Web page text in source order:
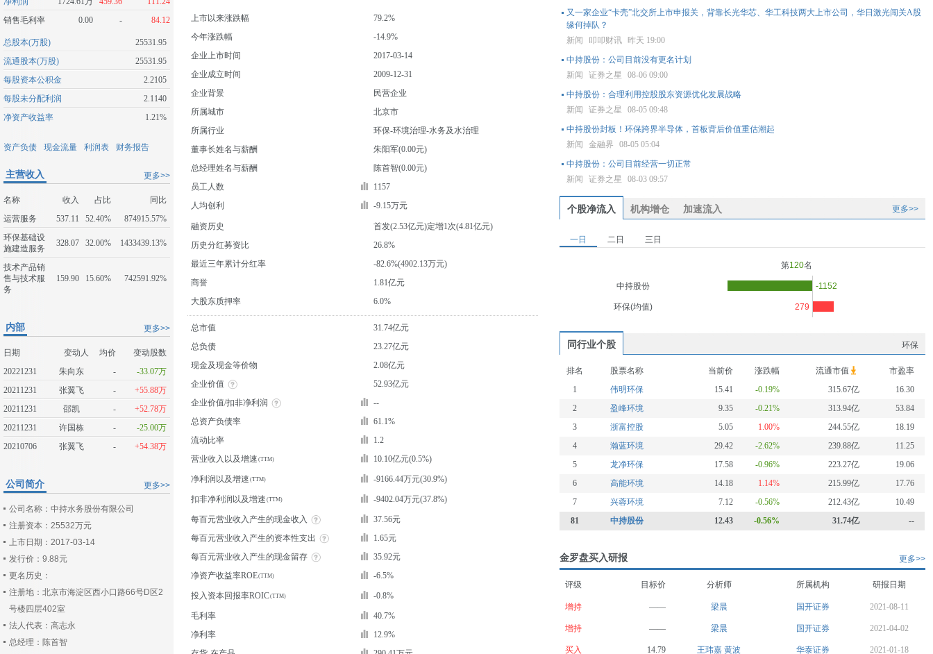
销售毛利率
0.00 - 84.12
总股本(万股)
25531.95
流通股本(万股)
25531.95
每股资本公积金
2.2105
每股未分配利润
2.1140
净资产收益率
1.21%
资产负债 现金流量 利润表 财务报告
更多>>
主营收入
名称 收入 占比
同比
运营服务
537.11 52.40%
874915.57%
环保基础设
施建造服务
328.07 32.00% 1433439.13%
技术产品销
售与技术服
务
159.90 15.60% 742591.92%
更多>>
内部
日期 变动人 均价
变动股数
20221231
朱向东 -
-33.07万
20211231
张翼飞 -
+55.88万
20211231
邵凯 -
+52.78万
20211231
许国栋 -
-25.00万
20210706
张翼飞 - +54.38万
更多>>
公司简介
公司名称：中持水务股份有限公司
注册资本：25532万元
上市日期：2017-03-14
发行价：9.88元
更名历史：
注册地：北京市海淀区西小口路66号D区2
号楼四层402室
法人代表：高志永
总经理：陈首智
上市以来涨跌幅
79.2%
今年涨跌幅
-14.9%
企业上市时间
2017-03-14
企业成立时间
2009-12-31
企业背景
民营企业
所属城市
北京市
所属行业
环保-环境治理-水务及水治理
董事长姓名与薪酬
朱阳军(0.00元)
总经理姓名与薪酬
陈首智(0.00元)
员工人数
1157
人均创利
-9.15万元
融资历史
首发(2.53亿元)定增1次(4.81亿元)
历史分红募资比
26.8%
最近三年累计分红率
-82.6%(4902.13万元)
商誉
1.81亿元
大股东质押率
6.0%
总市值
31.74亿元
总负债
23.27亿元
现金及现金等价物
2.08亿元
企业价值
52.93亿元
企业价值/扣非净利润
--
总资产负债率
61.1%
流动比率
1.2
营业收入以及增速
10.10亿元(0.5%)
净利润以及增速 -9166.44万元(30.9%)
扣非净利润以及增速 -9402.04万元(37.8%)
每百元营业收入产生的现金收入
37.56元
每百元营业收入产生的资本性支出
1.65元
每百元营业收入产生的现金留存
35.92元
净资产收益率ROE
-6.5%
投入资本回报率ROIC -0.8%
毛利率
40.7%
净利率
12.9%
又一家企业“卡壳”北交所上市申报关，背靠长光华芯、华工科技两大上市公司，华日激光闯关A股
缘何掉队？
新闻
叩叩财讯
昨天 19:00
中持股份：公司目前没有更名计划
新闻
证券之星
08-06 09:00
中持股份：合理利用控股股东资源优化发展战略
新闻
证券之星
08-05 09:48
中持股份封板！环保跨界半导体，首板背后价值重估潮起
新闻
金融界
08-05 05:04
中持股份：公司目前经营一切正常
新闻
证券之星 08-03 09:57
个股净流入 机构增仓 加速流入 更多>>
一日 二日 三日
第120名
中持股份 -1152
环保(均值) 279
同行业个股 环保
排名 股票名称 当前价 涨跌幅 流通市值
市盈率
1
伟明环保 15.41 -0.19% 315.67亿
16.30
2
盈峰环境 9.35 -0.21% 313.94亿
53.84
3
浙富控股 5.05 1.00% 244.55亿
18.19
4
瀚蓝环境 29.42 -2.62% 239.88亿
11.25
5
龙净环保 17.58 -0.96% 223.27亿
19.06
6
高能环境 14.18 1.14% 215.99亿
17.76
7
兴蓉环境 7.12 -0.56% 212.43亿
10.49
81
中持股份 12.43 -0.56% 31.74亿 --
更多>>
金罗盘买入研报
评级 目标价 分析师 所属机构 研报日期
增持 —— 梁晨 国开证券 2021-08-11
增持 —— 梁晨 国开证券 2021-04-02
买入 14.79 王玮嘉黄波 华泰证券 2021-01-18